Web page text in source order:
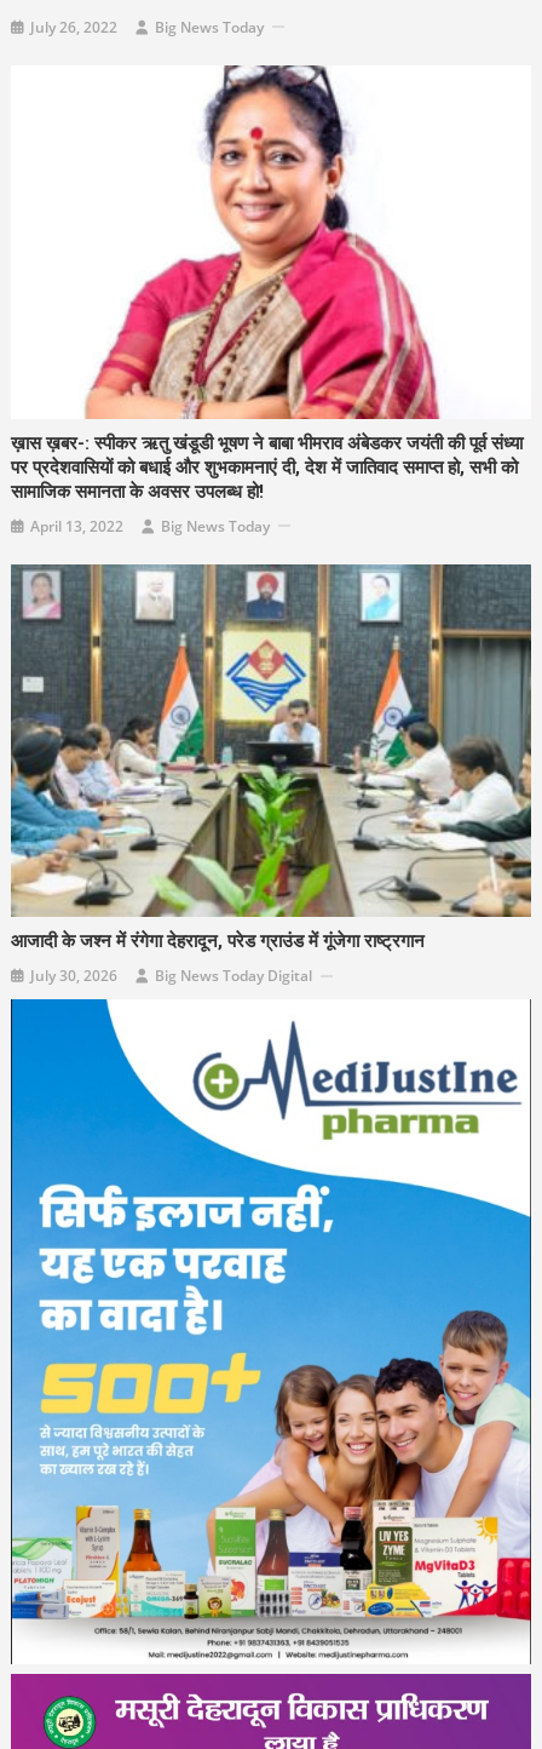
July 26, 2022 Big News Today
ख़ास ख़बर-: स्पीकर ऋतु खंडूडी भूषण ने बाबा भीमराव अंबेडकर जयंती की पूर्व संध्या
पर प्रदेशवासियों को बधाई और शुभकामनाएं दी, देश में जातिवाद समाप्त हो, सभी को
सामाजिक समानता के अवसर उपलब्ध हो!
April 13, 2022 Big News Today
आजादी के जश्न में रंगेगा देहरादून, परेड ग्राउंड में गूंजेगा राष्ट्रगान
July 30, 2026 Big News Today Digital